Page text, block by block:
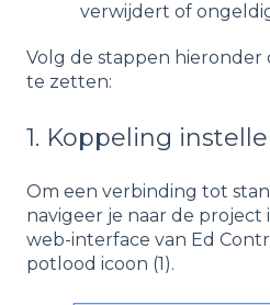
verwijdert of
Volg de stappen hieronder
te zetten:
1. Koppeling
Om een verbinding tot
navigeer je naar de
web-interface van Ed
potlood icoon (1).